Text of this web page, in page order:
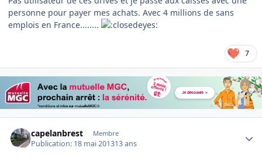
personne pour payer mes achats. Avec 4 millions de sans
emplois en France........
7
capelanbrest Membre
Publication: 18 mai 201313 ans